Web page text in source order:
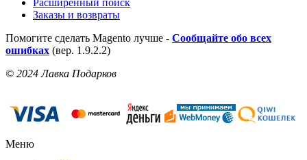
Заказы и возвраты
Помогите сделать Magento лучше - Сообщайте обо всех
ошибках (вер. 1.9.2.2)
© 2024 Лавка Подарков
Меню